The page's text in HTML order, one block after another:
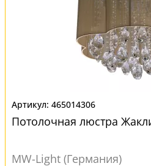
465014306
Потолочная люстра
MW-Light (Германия)